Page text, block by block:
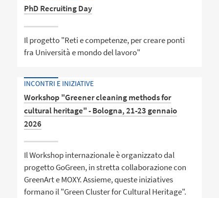
PhD Recruiting Day
Il progetto "Reti e competenze, per creare ponti
fra Università e mondo del lavoro"
INCONTRI E INIZIATIVE
Workshop "Greener cleaning methods for
cultural heritage" - Bologna, 21-23 gennaio
2026
Il Workshop internazionale è organizzato dal
progetto GoGreen, in stretta collaborazione con
GreenArt e MOXY. Assieme, queste iniziatives
formano il "Green Cluster for Cultural Heritage".